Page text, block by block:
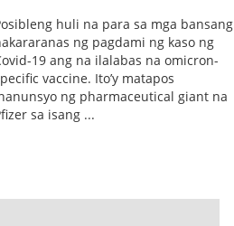
huli na para sa mga bansang
ng pagdami ng kaso ng
19 ang na ilalabas na omicron-
vaccine. Ito’y matapos
ng pharmaceutical giant na
sa isang ...